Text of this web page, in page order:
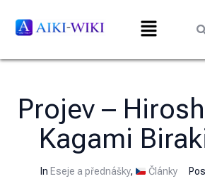
Projev –
Kagami
In Eseje a přednášky, Články